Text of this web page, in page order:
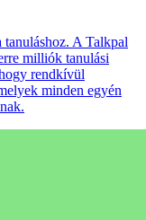
A Talkpal
milliók tanulási
rendkívül
minden egyén